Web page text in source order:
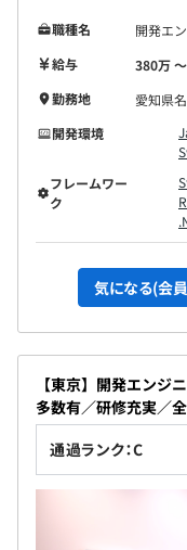
職種名
開発エ
給与
380万
勤務地
愛知県
開発環境
フレームワー
ク
気になる(会
【東京】開発エンジ
多数有／研修充実／
通過ランク：C